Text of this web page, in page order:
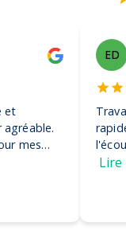
ED Emmanuel
2024-12-04
Travail très pro,
rapide dans la
l'écoute, je